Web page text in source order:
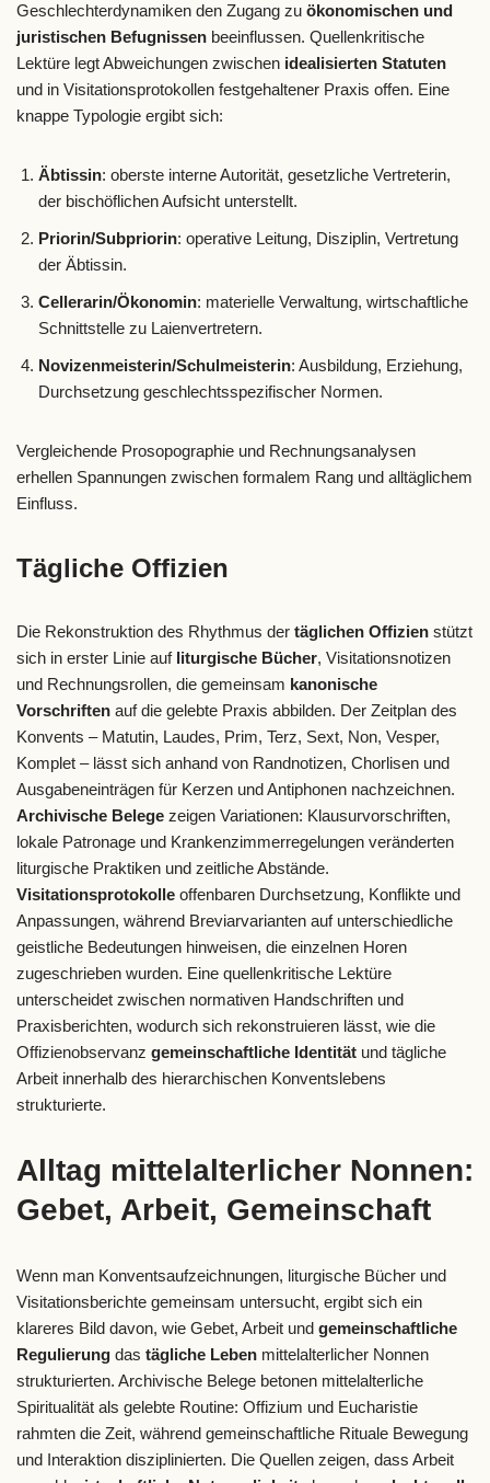
Geschlechterdynamiken den Zugang zu ökonomischen und
juristischen Befugnissen beeinflussen. Quellenkritische
Lektüre legt Abweichungen zwischen idealisierten Statuten
und in Visitationsprotokollen festgehaltener Praxis offen. Eine
knappe Typologie ergibt sich:
Äbtissin: oberste interne Autorität, gesetzliche Vertreterin,
der bischöflichen Aufsicht unterstellt.
Priorin/Subpriorin: operative Leitung, Disziplin, Vertretung
der Äbtissin.
Cellerarin/Ökonomin: materielle Verwaltung, wirtschaftliche
Schnittstelle zu Laienvertretern.
Novizenmeisterin/Schulmeisterin: Ausbildung, Erziehung,
Durchsetzung geschlechtsspezifischer Normen.
Vergleichende Prosopographie und Rechnungsanalysen
erhellen Spannungen zwischen formalem Rang und alltäglichem
Einfluss.
Tägliche Offizien
Die Rekonstruktion des Rhythmus der täglichen Offizien stützt
sich in erster Linie auf liturgische Bücher, Visitationsnotizen
und Rechnungsrollen, die gemeinsam kanonische
Vorschriften auf die gelebte Praxis abbilden. Der Zeitplan des
Konvents – Matutin, Laudes, Prim, Terz, Sext, Non, Vesper,
Komplet – lässt sich anhand von Randnotizen, Chorlisen und
Ausgabeneinträgen für Kerzen und Antiphonen nachzeichnen.
Archivische Belege zeigen Variationen: Klausurvorschriften,
lokale Patronage und Krankenzimmerregelungen veränderten
liturgische Praktiken und zeitliche Abstände.
Visitationsprotokolle offenbaren Durchsetzung, Konflikte und
Anpassungen, während Breviarvarianten auf unterschiedliche
geistliche Bedeutungen hinweisen, die einzelnen Horen
zugeschrieben wurden. Eine quellenkritische Lektüre
unterscheidet zwischen normativen Handschriften und
Praxisberichten, wodurch sich rekonstruieren lässt, wie die
Offizienobservanz gemeinschaftliche Identität und tägliche
Arbeit innerhalb des hierarchischen Konventslebens
strukturierte.
Alltag mittelalterlicher Nonnen:
Gebet, Arbeit, Gemeinschaft
Wenn man Konventsaufzeichnungen, liturgische Bücher und
Visitationsberichte gemeinsam untersucht, ergibt sich ein
klareres Bild davon, wie Gebet, Arbeit und gemeinschaftliche
Regulierung das tägliche Leben mittelalterlicher Nonnen
strukturierten. Archivische Belege betonen mittelalterliche
Spiritualität als gelebte Routine: Offizium und Eucharistie
rahmten die Zeit, während gemeinschaftliche Rituale Bewegung
und Interaktion disziplinierten. Die Quellen zeigen, dass Arbeit